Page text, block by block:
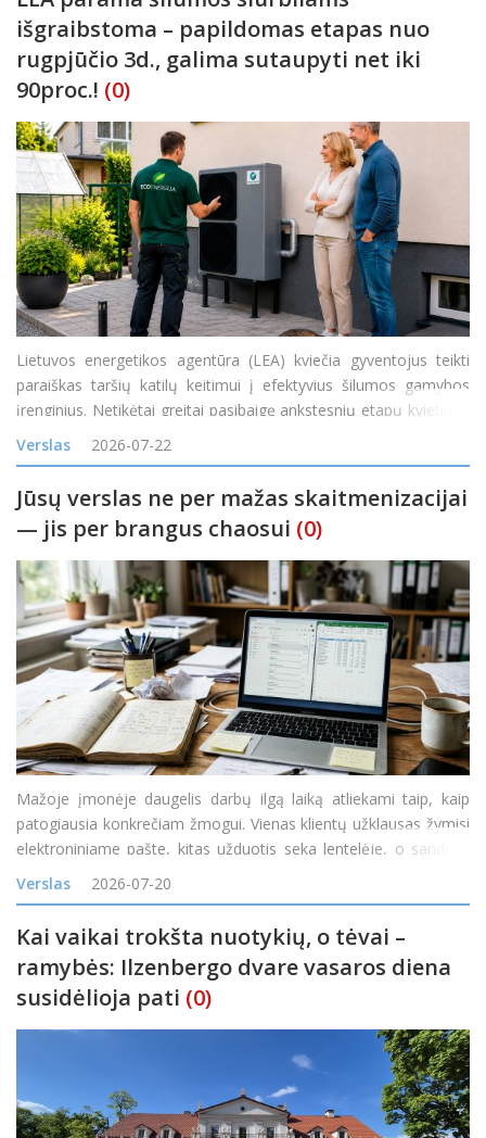
išgraibstoma – papildomas etapas nuo
rugpjūčio 3d., galima sutaupyti net iki
90proc.! (0)
Lietuvos energetikos agentūra (LEA) kviečia gyventojus teikti
paraiškas taršių katilų keitimui į efektyvius šilumos gamybos
įrenginius. Netikėtai greitai pasibaigę ankstesnių etapų kvietimai
rodo itin didelį gyventojų susidomėjimą naujais ir efektyviais
šilumos siurbliais
Verslas 2026-07-22
Jūsų verslas ne per mažas skaitmenizacijai
— jis per brangus chaosui (0)
Mažoje įmonėje daugelis darbų ilgą laiką atliekami taip, kaip
patogiausia konkrečiam žmogui. Vienas klientų užklausas žymisi
elektroniniame pašte, kitas užduotis seka lentelėje, o sandėlio
likučiai tikrinami telefonu paklausus kolegos. Kol užsakymų
nedaug, toks veiklos būdas gali atrodyti pak
Verslas 2026-07-20
Kai vaikai trokšta nuotykių, o tėvai –
ramybės: Ilzenbergo dvare vasaros diena
susidėlioja pati (0)